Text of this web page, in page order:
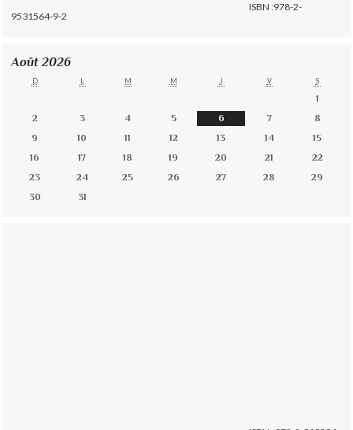
ISBN :978-2-
9531564-9-2
Août 2026
D L M M J V S
1
2
3 4 5 6 7
8
9
10 11 12 13 14
15
16
17 18 19 20 21
22
23
24 25 26 27 28
29
30
31